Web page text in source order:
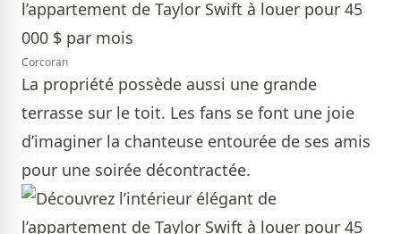
Corcoran
La propriété possède aussi une grande
terrasse sur le toit. Les fans se font une joie
d’imaginer la chanteuse entourée de ses amis
pour une soirée décontractée.